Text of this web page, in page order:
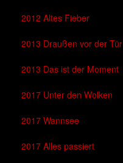
2012 Altes Fieber
2013 Draußen vor der Tür
2013 Das ist der Moment
2017 Unter den Wolken
2017 Wannsee
2017 Alles passiert